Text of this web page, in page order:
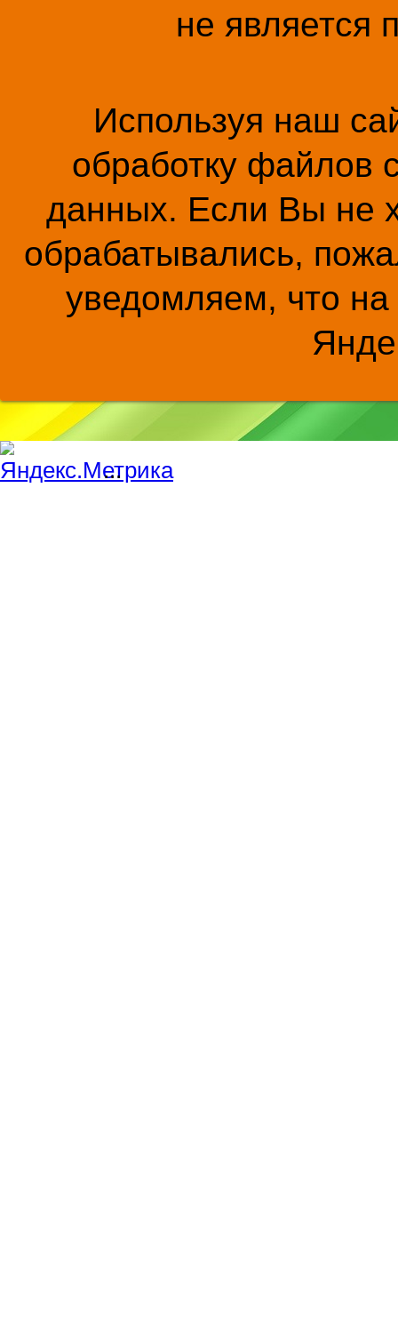
не является
Используя наш
обработку файлов
данных. Если Вы не
обрабатывались,
уведомляем, что на
...